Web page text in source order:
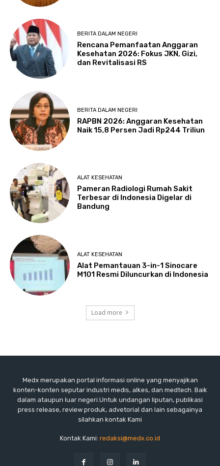
BERITA DALAM NEGERI
Rencana Pemanfaatan Anggaran
Kesehatan 2026: Fokus JKN, Gizi,
dan Revitalisasi RS
BERITA DALAM NEGERI
RAPBN 2026: Anggaran Kesehatan
Naik 15,8 Persen Jadi Rp244 Triliun
ALAT KESEHATAN
Pameran Radiologi Rumah Sakit
Terbesar di Indonesia Digelar di
Bandung
ALAT KESEHATAN
Alat Pemantauan 3-in-1 Sinocare
M101 Resmi Diluncurkan di Indonesia
Load more
Medx merupakan portal informasi online yang menyajikan
konten-konten seputar industri medis, alkes, dan medtech. Baik
dalam ataupun luar negeri.Untuk undangan liputan, publikasi
press release, review produk, advetorial dan lain sebagainya
silahkan kontak Kami
Kontak Kami: redaksi@medx.co.id